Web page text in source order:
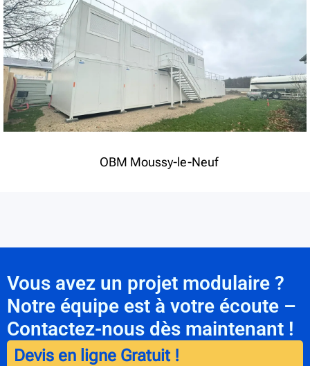
OBM Moussy-le-Neuf
Vous avez un projet modulaire ?
Notre équipe est à votre écoute –
Contactez-nous dès maintenant !
Devis en ligne Gratuit !